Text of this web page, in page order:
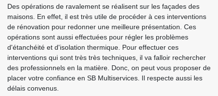
Des opérations de ravalement se réalisent sur les façades des
maisons. En effet, il est très utile de procéder à ces interventions
de rénovation pour redonner une meilleure présentation. Ces
opérations sont aussi effectuées pour régler les problèmes
d'étanchéité et d'isolation thermique. Pour effectuer ces
interventions qui sont très très techniques, il va falloir rechercher
des professionnels en la matière. Donc, on peut vous proposer de
placer votre confiance en SB Multiservices. Il respecte aussi les
délais convenus.